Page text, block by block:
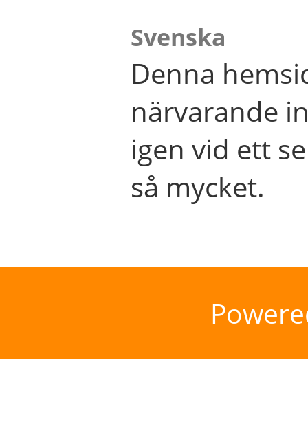
Svenska
Denna
närvarande
igen vid ett
så mycket.